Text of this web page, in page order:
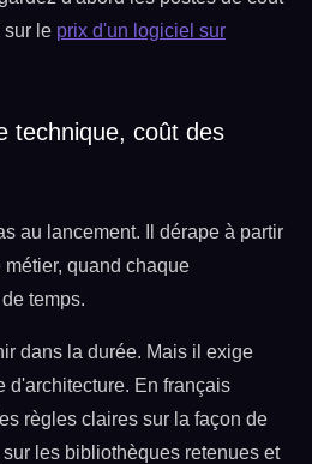
sur le prix d'un logiciel sur
technique, coût des
au lancement. Il dérape à partir
quand chaque
temps.
dans la durée. Mais il exige
d'architecture. En français
règles claires sur la façon de
les bibliothèques retenues et